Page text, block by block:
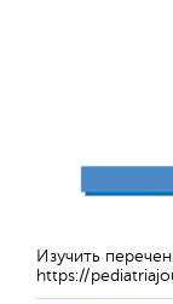
Изучить
https://